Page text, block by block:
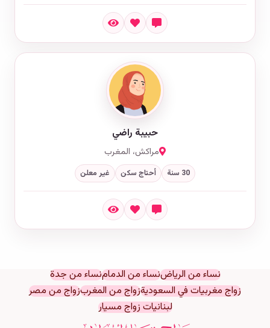
حبيبة راضي
مراكش، المغرب
30 سنة أحتاج سكن غير معلن
نساء من الرياضنساء من الدمامنساء من جدة
زواج مغربيات في السعوديةزواج من المغربزواج من مصر
لبنانيات زواج مسيار